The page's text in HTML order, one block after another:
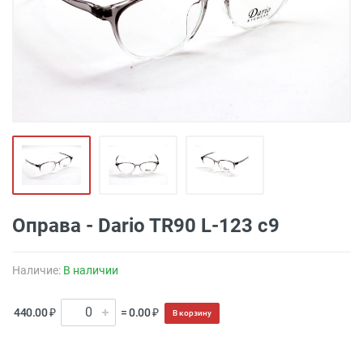
Оправа - Dario TR90 L-123 c9
Наличие: В наличии
440.00 ₽ = 0.00 ₽ В корзину